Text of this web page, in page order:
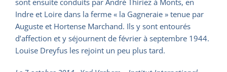
Indre et Loire dans la ferme « la Gagneraie » tenue par
Auguste et Hortense Marchand. Ils y sont entourés
d’affection et y séjournent de février à septembre 1944.
Louise Dreyfus les rejoint un peu plus tard.